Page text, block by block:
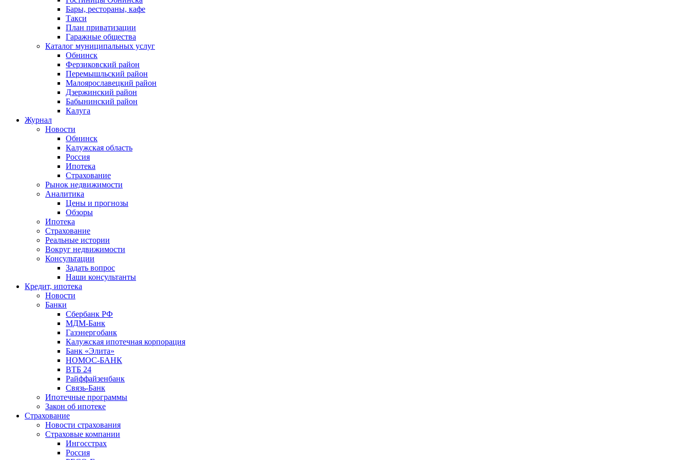
Бары, рестораны, кафе
Такси
План приватизации
Гаражные общества
Каталог муниципальных услуг
Обнинск
Ферзиковский район
Перемышльский район
Малоярославецкий район
Дзержинский район
Бабынинский район
Калуга
Журнал
Новости
Обнинск
Калужская область
Россия
Ипотека
Страхование
Рынок недвижимости
Аналитика
Цены и прогнозы
Обзоры
Ипотека
Страхование
Реальные истории
Вокруг недвижимости
Консультации
Задать вопрос
Наши консультанты
Кредит, ипотека
Новости
Банки
Сбербанк РФ
МДМ-Банк
Газэнергобанк
Калужская ипотечная корпорация
Банк «Элита»
НОМОС-БАНК
ВТБ 24
Райффайзенбанк
Связь-Банк
Ипотечные программы
Закон об ипотеке
Страхование
Новости страхования
Страховые компании
Ингосстрах
Россия